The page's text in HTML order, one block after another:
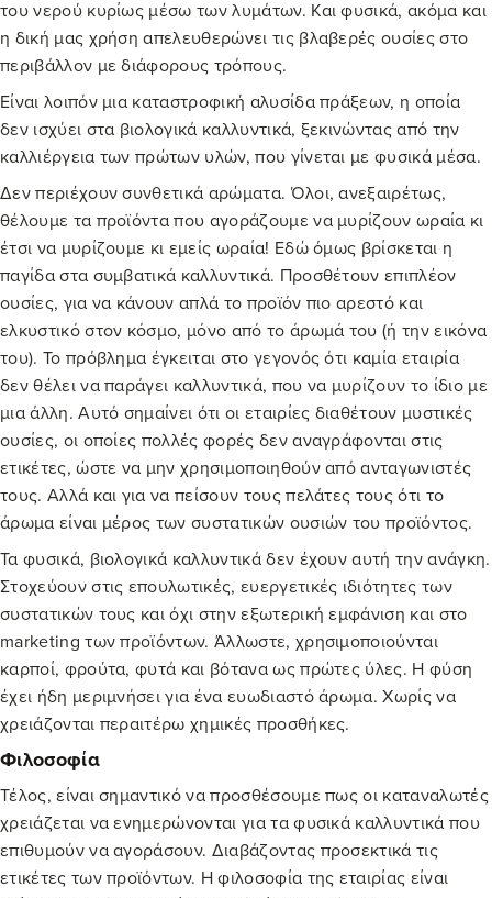
του νερού κυρίως μέσω των λυμάτων. Και φυσικά, ακόμα και
η δική μας χρήση απελευθερώνει τις βλαβερές ουσίες στο
περιβάλλον με διάφορους τρόπους.
Είναι λοιπόν μια καταστροφική αλυσίδα πράξεων, η οποία
δεν ισχύει στα βιολογικά καλλυντικά, ξεκινώντας από την
καλλιέργεια των πρώτων υλών, που γίνεται με φυσικά μέσα.
Δεν περιέχουν συνθετικά αρώματα. Όλοι, ανεξαιρέτως,
θέλουμε τα προϊόντα που αγοράζουμε να μυρίζουν ωραία κι
έτσι να μυρίζουμε κι εμείς ωραία! Εδώ όμως βρίσκεται η
παγίδα στα συμβατικά καλλυντικά. Προσθέτουν επιπλέον
ουσίες, για να κάνουν απλά το προϊόν πιο αρεστό και
ελκυστικό στον κόσμο, μόνο από το άρωμά του (ή την εικόνα
του). Το πρόβλημα έγκειται στο γεγονός ότι καμία εταιρία
δεν θέλει να παράγει καλλυντικά, που να μυρίζουν το ίδιο με
μια άλλη. Αυτό σημαίνει ότι οι εταιρίες διαθέτουν μυστικές
ουσίες, οι οποίες πολλές φορές δεν αναγράφονται στις
ετικέτες, ώστε να μην χρησιμοποιηθούν από ανταγωνιστές
τους. Αλλά και για να πείσουν τους πελάτες τους ότι το
άρωμα είναι μέρος των συστατικών ουσιών του προϊόντος.
Τα φυσικά, βιολογικά καλλυντικάδεν έχουν αυτή την ανάγκη.
Στοχεύουν στις επουλωτικές, ευεργετικές ιδιότητες των
συστατικών τους και όχι στην εξωτερική εμφάνιση και στο
marketing των προϊόντων. Άλλωστε, χρησιμοποιούνται
καρποί, φρούτα, φυτά και βότανα ως πρώτες ύλες. Η φύση
έχει ήδη μεριμνήσει για ένα ευωδιαστό άρωμα. Χωρίς να
χρειάζονται περαιτέρω χημικές προσθήκες.
Φιλοσοφία
Τέλος, είναι σημαντικό να προσθέσουμε πως οι καταναλωτές
χρειάζεται να ενημερώνονται για ταφυσικά καλλυντικά που
επιθυμούν να αγοράσουν. Διαβάζοντας προσεκτικά τις
ετικέτες των προϊόντων. Η φιλοσοφία της εταιρίας είναι